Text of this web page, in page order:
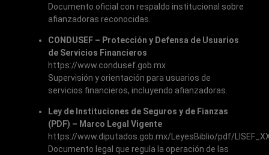
Documento oficial con respaldo institucional sobre
afianzadoras reconocidas.
CONDUSEF – Protección y Defensa de Usuarios
de Servicios Financieros
https://www.condusef.gob.mx
Supervisión y orientación para usuarios de
servicios financieros, incluyendo afianzadoras.
Ley de Instituciones de Seguros y de Fianzas
(PDF) – Marco Legal Vigente
https://www.diputados.gob.mx/LeyesBiblio/pdf/
Documento legal que regula la operación de las